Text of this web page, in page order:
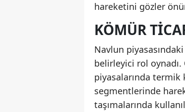
hareketini gözler
KÖMÜR
Navlun
belirleyici rol oynadı.
piyasalarında
segmentlerinde
taşımalarında